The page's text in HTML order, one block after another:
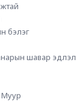
бэлэг
шавар эдлэл
Муур